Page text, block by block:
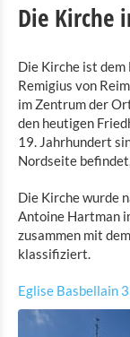
Die
Die Kirche in
Kirche
Europagarten
Der höchste
Erlebnispfad
Naturpark Our
Kultur &
Shopping
Die Kirche
Die Kirche ist
Remigius von
im Zentrum der
den heutigen
19. Jahrhundert
Nordseite
Die Kirche wurde
Antoine Hartman
zusammen mit
klassifiziert.
Eglise Basbellain